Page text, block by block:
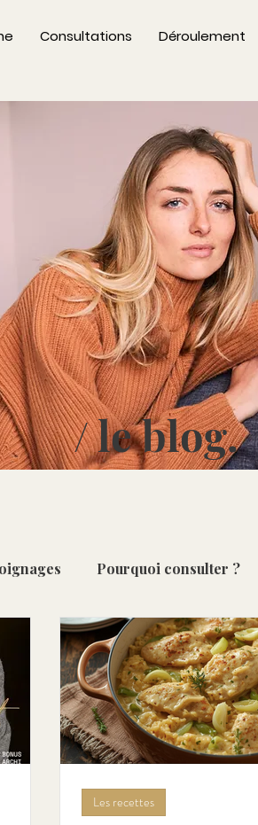
Consultations Déroulement
/ le blog.
Pourquoi consulter ?
Repas du quotidien Desserts &
[Oct - Fév] Poireau [Oct -
Les recettes